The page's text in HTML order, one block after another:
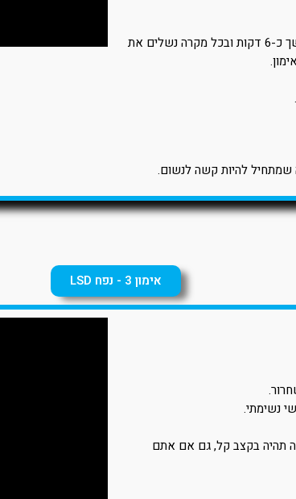
לאחר 5 העליות והירידות נעבור לריצת שחרור קלה שתימשך כ-6 דקות ובכל מקרה נשלים את
להיות קשה לנשום.
אימון 3 - נפח LSD
נשימתי.
תהיה בקצב קל, גם אם אתם